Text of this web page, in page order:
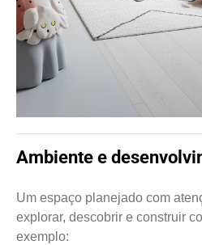
Ambiente e
Um espaço planejado com
explorar, descobrir e construir
exemplo: